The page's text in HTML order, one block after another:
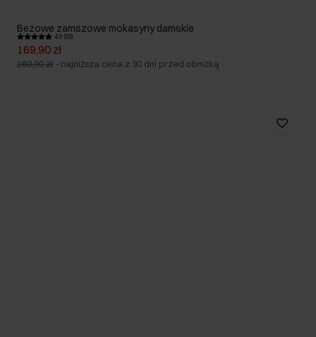
Beżowe zamszowe mokasyny damskie
4.9 (93)
169,90 zł
269,90 zł - najniższa cena z 30 dni przed obniżką